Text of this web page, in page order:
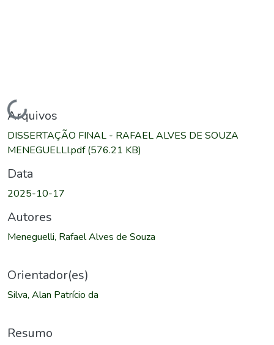
Carregando...
Arquivos
DISSERTAÇÃO FINAL - RAFAEL ALVES DE SOUZA
MENEGUELLI.pdf(576.21 KB)
Data
2025-10-17
Autores
Meneguelli, Rafael Alves de Souza
Orientador(es)
Silva, Alan Patrício da
Resumo